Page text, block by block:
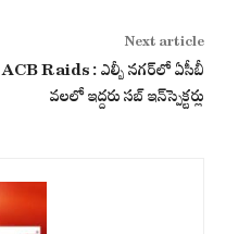
Next article
ACB Raids : ఎల్బీ నగర్‌లో ఏసీబీ
వలలో ఇద్దరు సబ్ ఇన్‌స్పెక్టర్లు